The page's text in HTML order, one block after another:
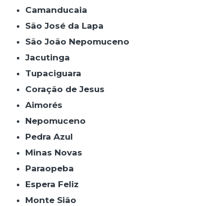
Camanducaia
São José da Lapa
São João Nepomuceno
Jacutinga
Tupaciguara
Coração de Jesus
Aimorés
Nepomuceno
Pedra Azul
Minas Novas
Paraopeba
Espera Feliz
Monte Sião